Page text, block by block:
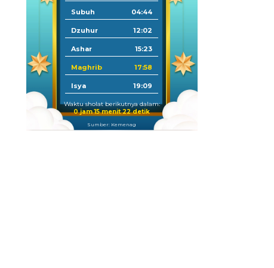
Subuh 04:44
Dzuhur 12:02
Ashar 15:23
Maghrib 17:58
Isya 19:09
Waktu sholat berikutnya dalam:
0 jam 15 menit 20 detik
Sumber: Kemenag